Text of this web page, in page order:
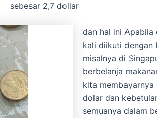
sebesar 2,7 dollar
dan hal ini Apabila
kali diikuti dengan
misalnya di
berbelanja
kita membayarnya
dolar dan
semuanya dalam